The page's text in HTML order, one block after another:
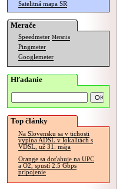
Satelitná mapa SR
Merače
Speedmeter Merania
Pingmeter
Googlemeter
Hľadanie
Top články
Na Slovensku sa v tichosti
vypína ADSL v lokalitách s
VDSL, už 31. mája
Orange sa doťahuje na UPC
a O2, spustí 2.5 Gbps
pripojenie